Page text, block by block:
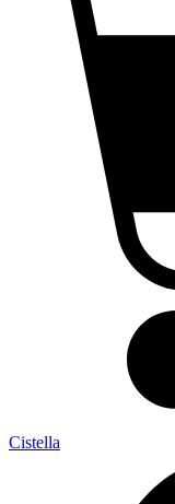
Cistella